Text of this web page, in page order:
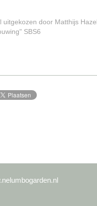
door Matthijs
SBS6